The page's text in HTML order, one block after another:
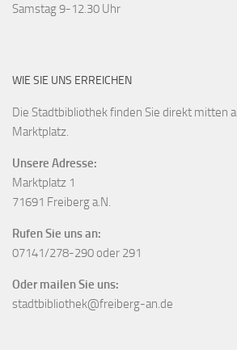
Samstag 9-12.30 Uhr
WIE SIE UNS ERREICHEN
Die Stadtbibliothek finden Sie direkt mitten
Marktplatz.
Unsere Adresse:
Marktplatz 1
71691 Freiberg a.N.
Rufen Sie uns an:
07141/278-290 oder 291
Oder mailen Sie uns:
stadtbibliothek@freiberg-an.de